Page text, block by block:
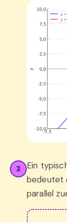
2 Ein
bedeutet
parallel